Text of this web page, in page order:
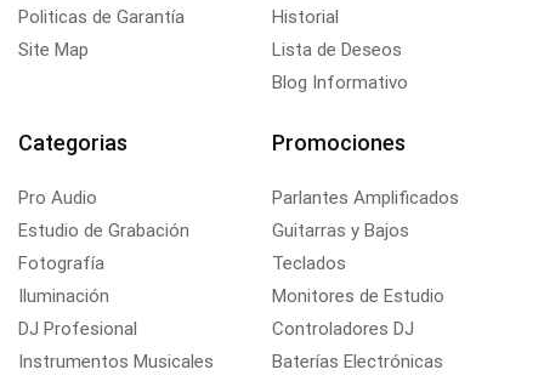
Politicas de Garantía
Site Map
Historial
Lista de Deseos
Blog Informativo
Categorias
Pro Audio
Estudio de Grabación
Fotografía
Iluminación
DJ Profesional
Instrumentos Musicales
Promociones
Parlantes Amplificados
Guitarras y Bajos
Teclados
Monitores de Estudio
Controladores DJ
Baterías Electrónicas